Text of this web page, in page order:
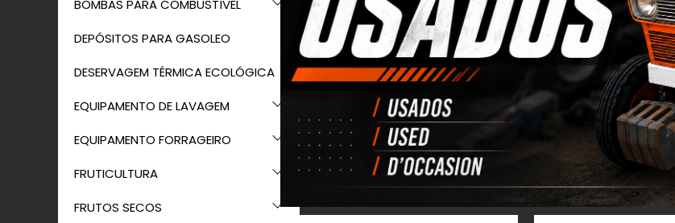
BOMBAS PARA COMBUSTÍVEL
DEPÓSITOS PARA GASOLEO
DESERVAGEM TÉRMICA ECOLÓGICA
EQUIPAMENTO DE LAVAGEM
EQUIPAMENTO FORRAGEIRO
FRUTICULTURA
FRUTOS SECOS